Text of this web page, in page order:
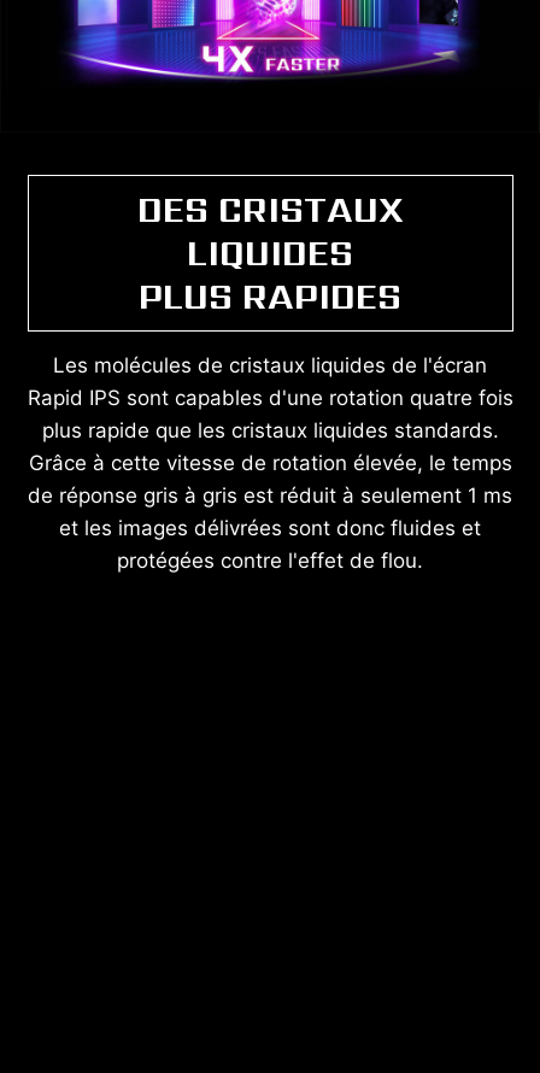
DES CRISTAUX
LIQUIDES
PLUS RAPIDES
Les molécules de cristaux liquides de l'écran
Rapid IPS sont capables d'une rotation quatre fois
plus rapide que les cristaux liquides standards.
Grâce à cette vitesse de rotation élevée, le temps
de réponse gris à gris est réduit à seulement 1 ms
et les images délivrées sont donc fluides et
protégées contre l'effet de flou.